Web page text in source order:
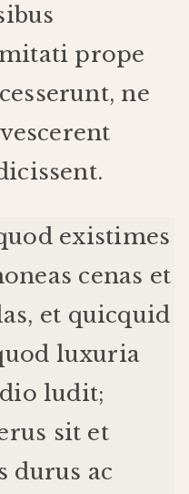
prope
, ne
.
existimes
cenas et
, et quicquid
luxuria
ludit;
sit et
durus ac